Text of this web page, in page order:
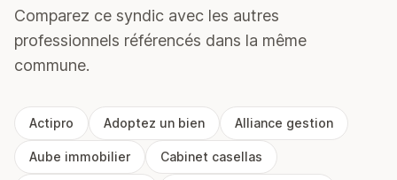
Comparez ce syndic avec les autres
professionnels référencés dans la même
commune.
Actipro Adoptez un bien Alliance gestion
Aube immobilier Cabinet casellas